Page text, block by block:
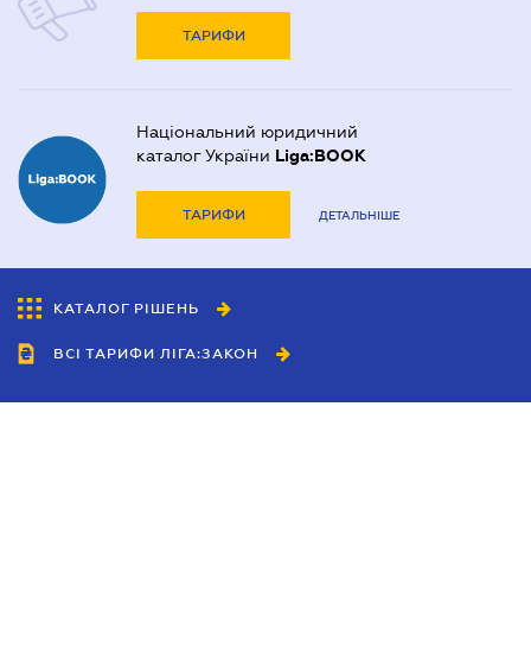
ТАРИФИ
Національний юридичний
каталог України Liga:BOOK
ТАРИФИ ДЕТАЛЬНІШЕ
КАТАЛОГ РІШЕНЬ
ВСІ ТАРИФИ ЛІГА:ЗАКОН